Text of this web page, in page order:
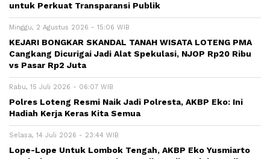
untuk Perkuat Transparansi Publik
Minggu, 2 Agustus 2026 - 15:06 WIB
KEJARI BONGKAR SKANDAL TANAH WISATA LOTENG PMA
Cangkang Dicurigai Jadi Alat Spekulasi, NJOP Rp20 Ribu
vs Pasar Rp2 Juta
Rabu, 15 Juli 2026 - 06:07 WIB
Polres Loteng Resmi Naik Jadi Polresta, AKBP Eko: Ini
Hadiah Kerja Keras Kita Semua
Selasa, 14 Juli 2026 - 23:44 WIB
Lope-Lope Untuk Lombok Tengah, AKBP Eko Yusmiarto